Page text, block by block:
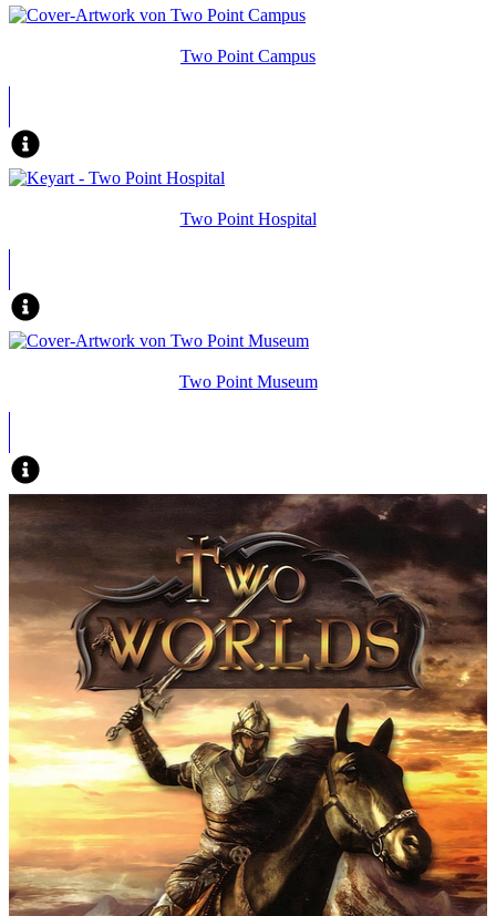
Two Point Campus
Two Point Hospital
Two Point Museum